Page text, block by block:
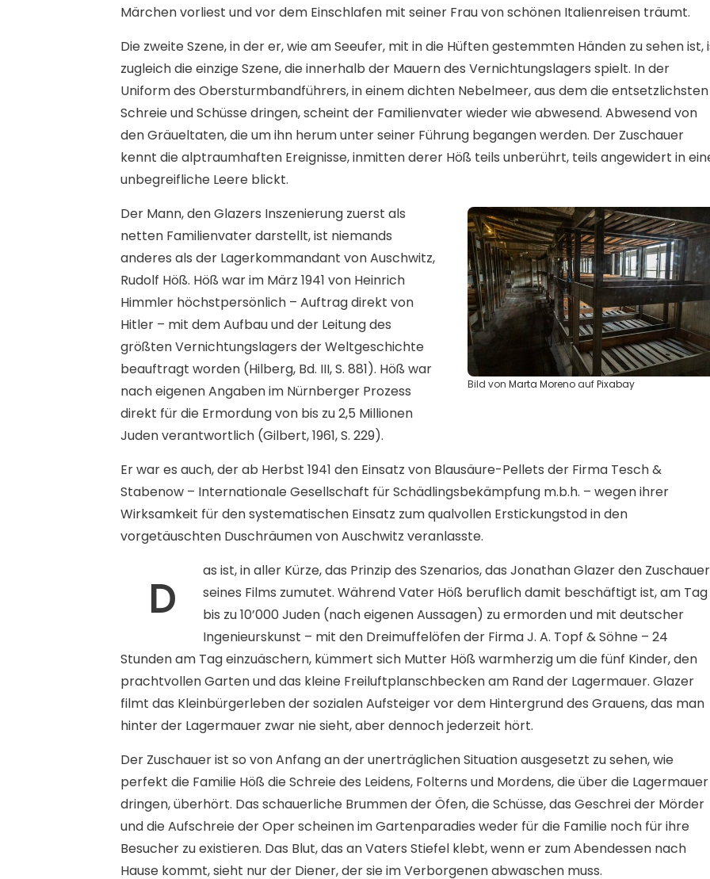
Märchen vorliest und vor dem Einschlafen mit seiner Frau von schönen Italienreisen träumt.
Die zweite Szene, in der er, wie am Seeufer, mit in die Hüften gestemmten Händen zu sehen ist,
zugleich die einzige Szene, die innerhalb der Mauern des Vernichtungslagers spielt. In der
Uniform des Obersturmbandführers, in einem dichten Nebelmeer, aus dem die entsetzlichsten
Schreie und Schüsse dringen, scheint der Familienvater wieder wie abwesend. Abwesend von
den Gräueltaten, die um ihn herum unter seiner Führung begangen werden. Der Zuschauer
kennt die alptraumhaften Ereignisse, inmitten derer Höß teils unberührt, teils angewidert in
unbegreifliche Leere blickt.
Bild vonMarta Moreno aufPixabay
Der Mann, den Glazers Inszenierung zuerst als
netten Familienvater darstellt, ist niemands
anderes als der Lagerkommandant von Auschwitz,
Rudolf Höß. Höß war im März 1941 von Heinrich
Himmler höchstpersönlich – Auftrag direkt von
Hitler – mit dem Aufbau und der Leitung des
größten Vernichtungslagers der Weltgeschichte
beauftragt worden (Hilberg, Bd. III, S. 881). Höß war
nach eigenen Angaben im Nürnberger Prozess
direkt für die Ermordung von bis zu 2,5 Millionen
Juden verantwortlich (Gilbert, 1961, S. 229).
Er war es auch, der ab Herbst 1941 den Einsatz von Blausäure-Pellets der Firma Tesch &
Stabenow – Internationale Gesellschaft für Schädlingsbekämpfung m.b.h. – wegen ihrer
Wirksamkeit für den systematischen Einsatz zum qualvollen Erstickungstod in den
vorgetäuschten Duschräumen von Auschwitz veranlasste.
D
as ist, in aller Kürze, das Prinzip des Szenarios, das Jonathan Glazer den
seines Films zumutet. Während Vater Höß beruflich damit beschäftigt ist, am Tag
bis zu 10’000 Juden (nach eigenen Aussagen) zu ermorden und mit deutscher
Ingenieurskunst – mit den Dreimuffelöfen der FirmaJ. A. Topf & Söhne – 24
Stunden am Tag einzuäschern, kümmert sich Mutter Höß warmherzig um die fünf Kinder, den
prachtvollen Garten und das kleine Freiluftplanschbecken am Rand der Lagermauer. Glazer
filmt das Kleinbürgerleben der sozialen Aufsteiger vor dem Hintergrund des Grauens, das man
hinter der Lagermauer zwar nie sieht, aber dennoch jederzeit hört.
Der Zuschauer ist so von Anfang an der unerträglichen Situation ausgesetzt zu sehen, wie
perfekt die Familie Höß die Schreie des Leidens, Folterns und Mordens, die über die Lagermauer
dringen, überhört. Das schauerliche Brummen der Öfen, die Schüsse, das Geschrei der Mörder
und die Aufschreie der Oper scheinen im Gartenparadies weder für die Familie noch für ihre
Besucher zu existieren. Das Blut, das an Vaters Stiefel klebt, wenn er zum Abendessen nach
Hause kommt, sieht nur der Diener, der sie im Verborgenen abwaschen muss.